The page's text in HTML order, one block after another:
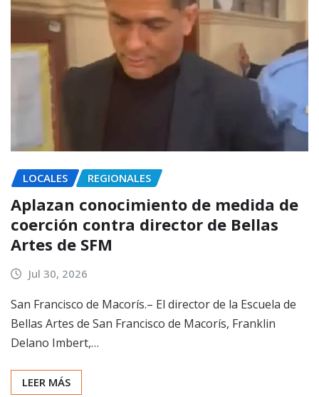
LOCALES REGIONALES
Aplazan conocimiento de medida de
coerción contra director de Bellas
Artes de SFM
Jul 30, 2026
San Francisco de Macorís.– El director de la Escuela de
Bellas Artes de San Francisco de Macorís, Franklin
Delano Imbert,…
LEER MÁS